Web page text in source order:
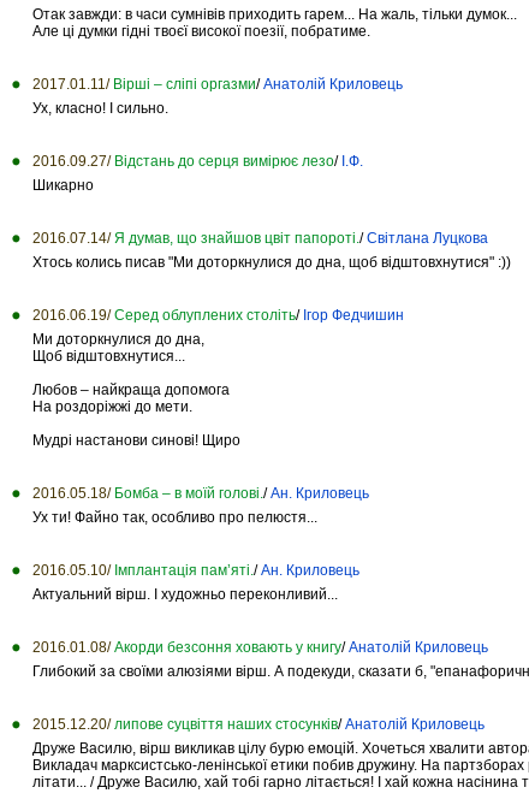
Отак завжди: в часи сумнівів приходить гарем... На жаль, тільки думок...
Але ці думки гідні твоєї високої поезії, побратиме.
2017.01.11/ Вірші – сліпі оргазми/Анатолій Криловець
Ух, класно! І сильно.
2016.09.27/ Відстань до серця вимірює лезо/ І.Ф.
Шикарно
2016.07.14/ Я думав, що знайшов цвіт папороті./Світлана Луцкова
Хтось колись писав "Ми доторкнулися до дна, щоб відштовхнутися" :))
2016.06.19/ Серед облуплених століть/ Ігор Федчишин
Ми доторкнулися до дна,
Щоб відштовхнутися...
Любов – найкраща допомога
На роздоріжжі до мети.
Мудрі настанови синові! Щиро
2016.05.18/ Бомба – в моїй голові./Ан. Криловець
Ух ти! Файно так, особливо про пелюстя...
2016.05.10/ Імплантація пам’яті./Ан. Криловець
Актуальний вірш. І художньо переконливий...
2016.01.08/ Акорди безсоння ховають у книгу/Анатолій Криловець
Глибокий за своїми алюзіями вірш. А подекуди, сказати б,
2015.12.20/ липове суцвіття наших стосунків/Анатолій Криловець
Друже Василю, вірш викликав цілу бурю емоцій. Хочеться хвалити
Викладач марксистсько-ленінської етики побив дружину. На
літати... / Друже Василю, хай тобі гарно літається! І хай кожна